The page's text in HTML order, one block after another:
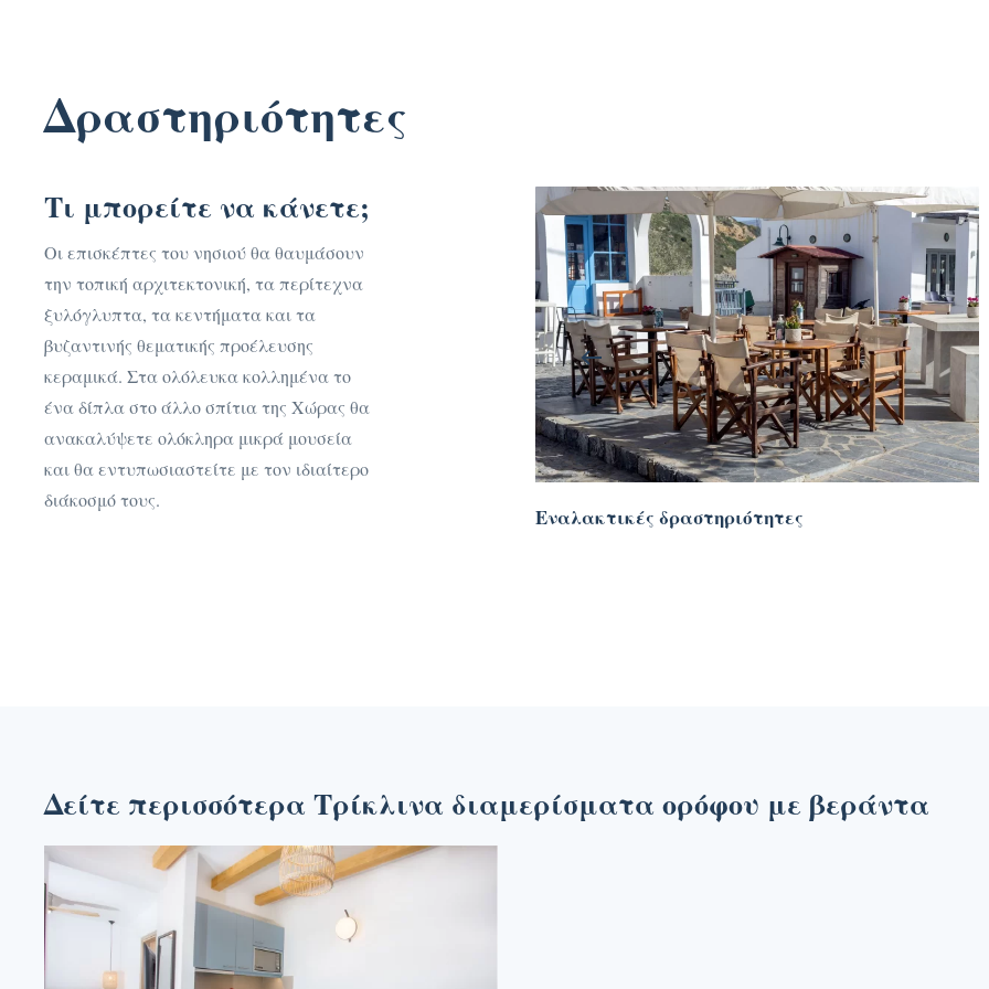
Δραστηριότητες
Τι μπορείτε να κάνετε;
Οι επισκέπτες του νησιού θα θαυμάσουν
την τοπική αρχιτεκτονική, τα περίτεχνα
ξυλόγλυπτα, τα κεντήματα και τα
βυζαντινής θεματικής προέλευσης
κεραμικά. Στα ολόλευκα κολλημένα το
ένα δίπλα στο άλλο σπίτια της Χώρας θα
ανακαλύψετε ολόκληρα μικρά μουσεία
και θα εντυπωσιαστείτε με τον ιδιαίτερο
διάκοσμό τους.
Εναλακτικές δραστηριότητες
Δείτε περισσότερα Τρίκλινα διαμερίσματα ορόφου με βεράντα